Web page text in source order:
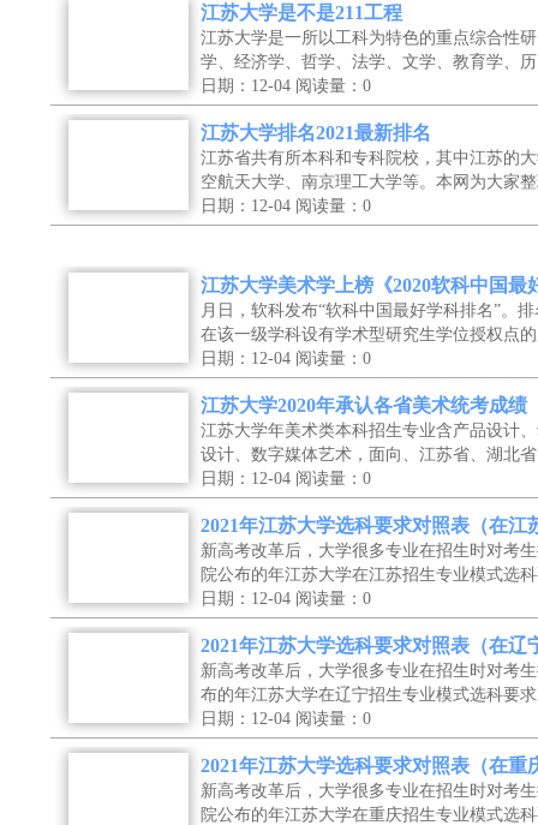
江苏大学是不是211工程
江苏大学是一所以工科为特色的重点综合性
学、经济学、哲学、法学、文学、教育学、
日期：12-04 阅读量：0
江苏大学排名2021最新排名
江苏省共有所本科和专科院校，其中江苏的
空航天大学、南京理工大学等。本网为大
日期：12-04 阅读量：0
江苏大学美术学上榜《2020软科中国最
月日，软科发布“软科中国最好学科排名”。
在该一级学科设有学术型研究生学位授权点
日期：12-04 阅读量：0
江苏大学2020年承认各省美术统考成绩
江苏大学年美术类本科招生专业含产品设计
设计、数字媒体艺术，面向、江苏省、湖北
日期：12-04 阅读量：0
2021年江苏大学选科要求对照表（在江
新高考改革后，大学很多专业在招生时对考
院公布的年江苏大学在江苏招生专业模式
日期：12-04 阅读量：0
2021年江苏大学选科要求对照表（在辽
新高考改革后，大学很多专业在招生时对考
布的年江苏大学在辽宁招生专业模式选科要
日期：12-04 阅读量：0
2021年江苏大学选科要求对照表（在重
新高考改革后，大学很多专业在招生时对考
院公布的年江苏大学在重庆招生专业模式